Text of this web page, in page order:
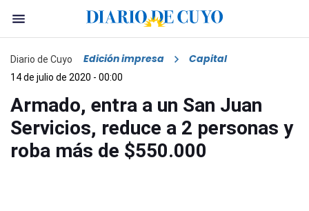
Diario de Cuyo Edición impresa Capital
14 de julio de 2020 - 00:00
Armado, entra a un San Juan
Servicios, reduce a 2 personas y
roba más de $550.000